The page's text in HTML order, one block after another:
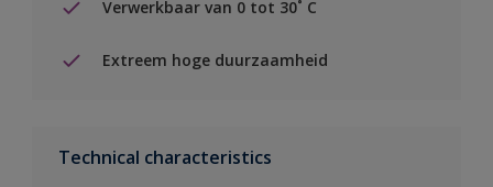
Verwerkbaar van 0 tot 30˚ C
Extreem hoge duurzaamheid
Technical characteristics